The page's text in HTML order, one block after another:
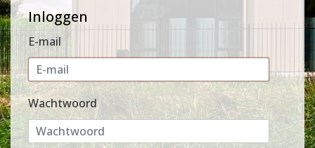
Inloggen
E-mail
Wachtwoord